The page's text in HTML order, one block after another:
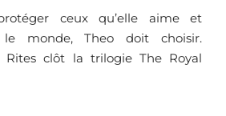
ceux qu’elle aime et
le monde, Theo doit choisir.
Rites clôt la trilogie The Royal